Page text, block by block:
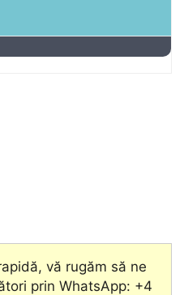
vă rugăm să ne
prin WhatsApp: +4